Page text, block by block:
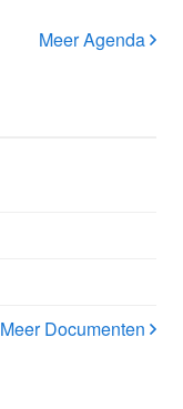
Meer Agenda
Meer Documenten